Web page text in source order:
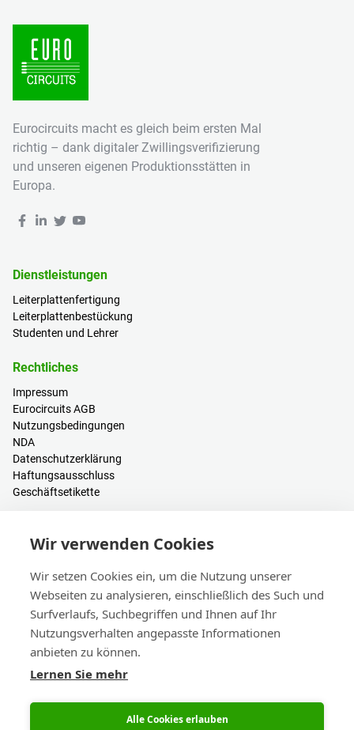
Eurocircuits macht es gleich beim ersten Mal
richtig – dank digitaler Zwillingsverifizierung
und unseren eigenen Produktionsstätten in
Europa.
Dienstleistungen
Leiterplattenfertigung
Leiterplattenbestückung
Studenten und Lehrer
Rechtliches
Impressum
Eurocircuits AGB
Nutzungsbedingungen
NDA
Datenschutzerklärung
Haftungsausschluss
Geschäftsetikette
PCB Kalkulator
Hilfe & Wissen
Blogs
Events
Kontakt
Vertrieb & Kundendienst
Wir verwenden Cookies
Wir setzen Cookies ein, um die Nutzung unserer
Webseiten zu analysieren, einschließlich des Such und
Surfverlaufs, Suchbegriffen und Ihnen auf Ihr
Nutzungsverhalten angepasste Informationen
anbieten zu können.
Lernen Sie mehr
Alle Cookies erlauben